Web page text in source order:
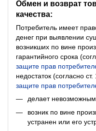
Обмен и возврат
качества:
Потребитель имеет
денег при выявлении
возникших по вине
гарантийного срока
защите прав
недостаток (согласно
защите прав
делает
возник по вине
устранен или его